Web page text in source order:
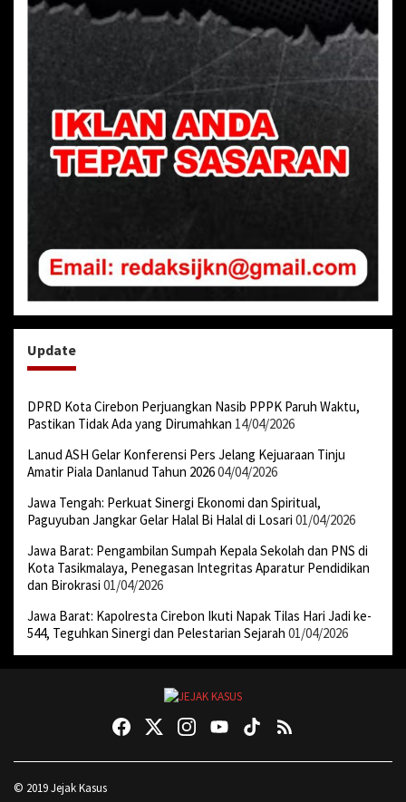
Update
DPRD Kota Cirebon Perjuangkan Nasib PPPK Paruh Waktu,
Pastikan Tidak Ada yang Dirumahkan 14/04/2026
Lanud ASH Gelar Konferensi Pers Jelang Kejuaraan Tinju
Amatir Piala Danlanud Tahun 202604/04/2026
Jawa Tengah: Perkuat Sinergi Ekonomi dan Spiritual,
Paguyuban Jangkar Gelar Halal Bi Halal di Losari 01/04/2026
Jawa Barat: Pengambilan Sumpah Kepala Sekolah dan PNS di
Kota Tasikmalaya, Penegasan Integritas Aparatur Pendidikan
dan Birokrasi 01/04/2026
Jawa Barat: Kapolresta Cirebon Ikuti Napak Tilas Hari Jadi ke-
544, Teguhkan Sinergi dan Pelestarian Sejarah 01/04/2026
© 2019 Jejak Kasus